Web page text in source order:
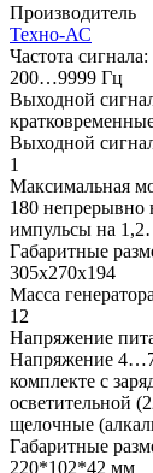
Производитель
Техно-АС
Частота сигнала:
200…9999 Гц
Выходной
Выходной
1
Максимальная
180
импульсы на
Габаритные
305х270х194
Масса
12
Напряжение
Напряжение
комплекте с
осветительной
щелочные
Габаритные
220*102*42 мм